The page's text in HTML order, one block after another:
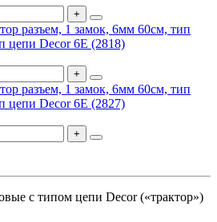
c типом цепи Decor («трактор»)